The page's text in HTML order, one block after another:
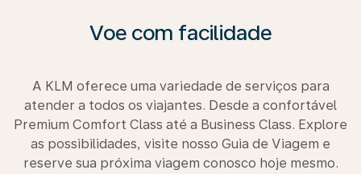
Voe com facilidade
A KLM oferece uma variedade de serviços para
atender a todos os viajantes. Desde a confortável
Premium Comfort Class até a Business Class. Explore
as possibilidades, visite nosso Guia de Viagem e
reserve sua próxima viagem conosco hoje mesmo.